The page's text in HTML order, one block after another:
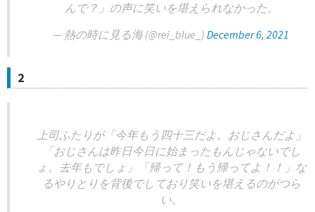
んで？」の声に笑いを堪えられなかった。
— 熱の時に見る海 (@rei_blue_) December 6, 2021
2
上司ふたりが「今年もう四十三だよ。おじさんだよ」
「おじさんは昨日今日に始まったもんじゃないでし
ょ。去年もでしょ」「帰って！もう帰ってよ！！」な
るやりとりを背後でしており笑いを堪えるのがつら
い。